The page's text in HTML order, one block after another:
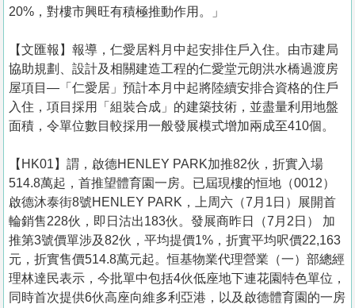
20%，對樓市興旺有積極推動作用。」
【文匯報】報導，仁愛居料月中起安排住戶入住。由市建局
協助規劃、設計及相關建造工程的仁愛堂元朗洪水橋過渡房
屋項目—「仁愛居」預計本月中起將陸續安排合資格的住戶
入住，項目採用「組裝合成」的建築技術，並盡量利用地盤
面積，令單位數目較採用一般發展模式增加兩成至410個。
【HK01】謂，啟德HENLEY PARK加推82伙，折實入場
514.8萬起，首推望體育園一房。已屆現樓的恒地（0012）
啟德沐泰街8號HENLEY PARK，上周六（7月1日）展開首
輪銷售228伙，即日沽出183伙。發展商昨日（7月2日） 加
推第3號價單涉及82伙，平均提價1%，折實平均呎價22,163
元，折實售價514.8萬元起。恒基物業代理營業（一）部總經
理林達民表示，今批單中包括4伙低座地下連花園特色單位，
同時首次提供6伙高座向維多利亞港，以及啟德體育園的一房